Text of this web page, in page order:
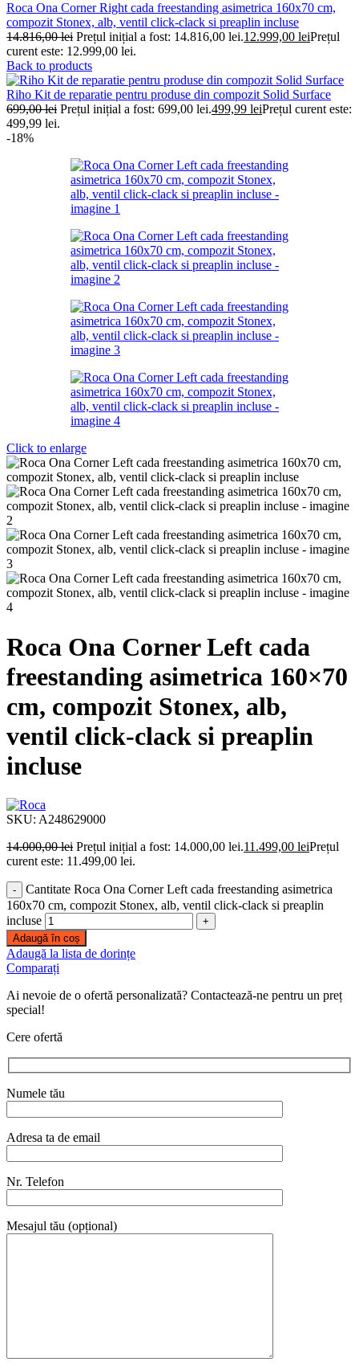
Roca Ona Corner Right cada freestanding asimetrica 160x70 cm,
compozit Stonex, alb, ventil click-clack si preaplin incluse
14.816,00lei Prețul inițial a fost: 14.816,00 lei.12.999,00 leiPrețul
curent este: 12.999,00 lei.
Back to products
Riho Kit de reparatie pentru produse din compozit Solid Surface
699,00lei Prețul inițial a fost: 699,00 lei.499,99 leiPrețul curent este:
499,99 lei.
-18%
Click to enlarge
Roca Ona Corner Left cada
freestanding asimetrica 160×70
cm, compozit Stonex, alb,
ventil click-clack si preaplin
incluse
SKU: A248629000
14.000,00lei Prețul inițial a fost: 14.000,00 lei.11.499,00 leiPrețul
curent este: 11.499,00 lei.
Cantitate Roca Ona Corner Left cada freestanding asimetrica
160x70 cm, compozit Stonex, alb, ventil click-clack si preaplin
incluse
Adaugă în coș
Adaugă la lista de dorințe
Comparați
Ai nevoie de o ofertă personalizată? Contactează-ne pentru un preț
special!
Cere ofertă
Numele tău
Adresa ta de email
Nr. Telefon
Mesajul tău (opțional)